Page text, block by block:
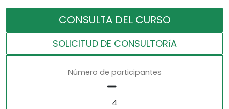
CONSULTA DEL CURSO
SOLICITUD DE CONSULTORíA
Número de participantes